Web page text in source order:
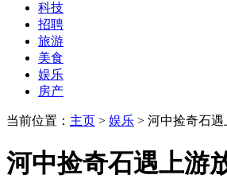
科技
招聘
旅游
美食
娱乐
房产
当前位置： 主页 > 娱乐 > 河中捡奇石
河中捡奇石遇上游